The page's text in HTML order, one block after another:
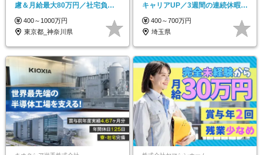
慮＆月給最大80万円／社宅負担
ほぼゼロ／定年無し
400～1000万円
東京都_神奈川県
キャリアUP／3週間の連続休暇実
績あり
400～700万円
埼玉県